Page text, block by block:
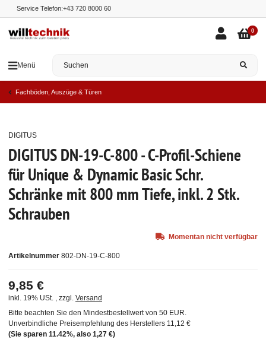
Service Telefon:+43 720 8000 60
Menü
0
Fachböden, Auszüge & Türen
DIGITUS DN-19-C-800 - C-Profil-Schiene
für Unique & Dynamic Basic Schr.
Schränke mit 800 mm Tiefe, inkl. 2 Stk.
Schrauben
Artikelnummer 802-DN-19-C-800
DIGITUS
9,85 €
inkl. 19% USt. , zzgl. Versand
Bitte beachten Sie den Mindestbestellwert von 50 EUR.
Unverbindliche Preisempfehlung des Herstellers 11,12 €
(Sie sparen 11.42%, also 1,27 €)
Momentan nicht verfügbar